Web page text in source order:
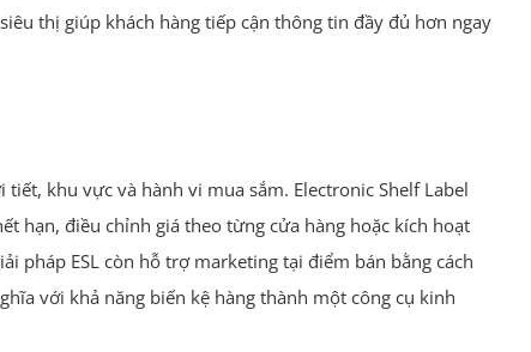
thị giúp khách hàng tiếp cận thông tin đầy đủ hơn ngay
khu vực và hành vi mua sắm. Electronic Shelf Label
hạn, điều chỉnh giá theo từng cửa hàng hoặc kích hoạt
pháp ESL còn hỗ trợ marketing tại điểm bán bằng cách
với khả năng biến kệ hàng thành một công cụ kinh